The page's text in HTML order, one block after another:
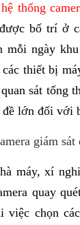
thống
bố trí ở
mỗi ngày
thiết bị
sát tổng
lớn đối với
giám sát
máy, xí
quay
chọn